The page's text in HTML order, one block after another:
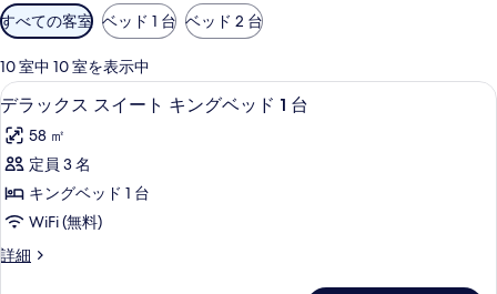
利
用
可
能
な
客
室
の
り
込
すべての客室 ベッド 1 台 ベッド 2 台
10 室中 10 室を表示中
デ
ラ
ッ
ク
ス
ス
イ
羽毛の掛け布団、ピロートップベッ
2
デラックス スイート キングベッド 1 台
58 ㎡
定員 3 名
キングベッド 1 台
WiFi (無料)
詳細
デ